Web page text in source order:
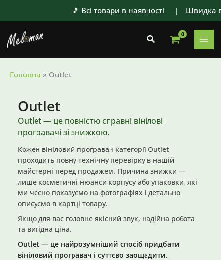
🎵 Всі товари в наявності | Швидка
Пошук
Головна » Outlet
Outlet
Outlet — це повністю справні вінілові
програвачі зі знижкою.
Кожен вініловий програвач категорії Outlet
проходить повну технічну перевірку в нашій
майстерні перед продажем. Причина знижки —
лише косметичні нюанси корпусу або упаковки, які
ми чесно показуємо на фотографіях і детально
описуємо в картці товару.
Якщо для вас головне якісний звук, надійна робота
та вигідна ціна.
Outlet — це найрозумніший спосіб придбати
вініловий програвач і суттєво заощадити.